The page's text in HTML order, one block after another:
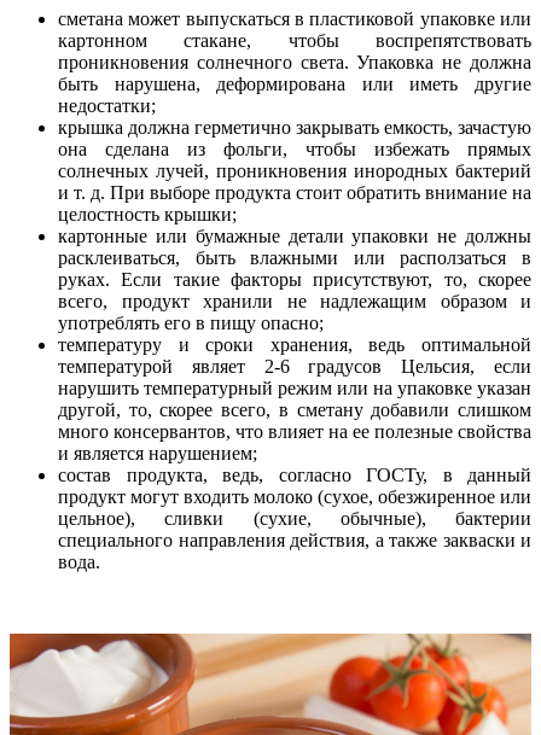
сметана может выпускаться в пластиковой упаковке или
картонном стакане, чтобы воспрепятствовать
проникновения солнечного света. Упаковка не должна
быть нарушена, деформирована или иметь другие
недостатки;
крышка должна герметично закрывать емкость, зачастую
она сделана из фольги, чтобы избежать прямых
солнечных лучей, проникновения инородных бактерий
и т. д. При выборе продукта стоит обратить внимание на
целостность крышки;
картонные или бумажные детали упаковки не должны
расклеиваться, быть влажными или расползаться в
руках. Если такие факторы присутствуют, то, скорее
всего, продукт хранили не надлежащим образом и
употреблять его в пищу опасно;
температуру и сроки хранения, ведь оптимальной
температурой являет 2-6 градусов Цельсия, если
нарушить температурный режим или на упаковке указан
другой, то, скорее всего, в сметану добавили слишком
много консервантов, что влияет на ее полезные свойства
и является нарушением;
состав продукта, ведь, согласно ГОСТу, в данный
продукт могут входить молоко (сухое, обезжиренное или
цельное), сливки (сухие, обычные), бактерии
специального направления действия, а также закваски и
вода.